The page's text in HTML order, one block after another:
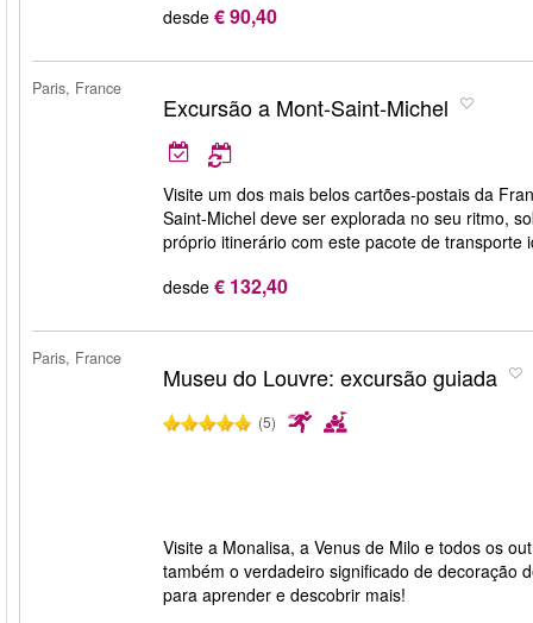
desde € 90,40
Paris, France
Excursão a Mont-Saint-Michel
Visite um dos mais belos cartões-postais da
Saint-Michel deve ser explorada no seu ritmo,
próprio itinerário com este pacote de
desde € 132,40
Paris, France
Museu do Louvre: excursão guiada
(5)
Visite a Monalisa, a Venus de Milo e todos os
também o verdadeiro significado de decoração
para aprender e descobrir mais!